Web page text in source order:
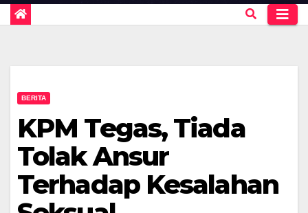
BERITA
KPM Tegas, Tiada
Tolak Ansur
Terhadap Kesalahan